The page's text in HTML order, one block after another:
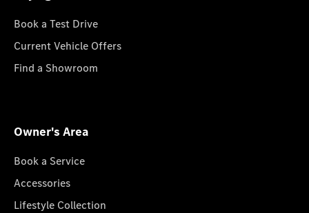
Book a Test Drive
Current Vehicle Offers
Find a Showroom
Owner's Area
Book a Service
Accessories
Lifestyle Collection